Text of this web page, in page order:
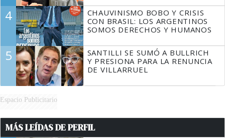
4
CHAUVINISMO BOBO Y CRISIS
CON BRASIL: LOS ARGENTINOS
SOMOS DERECHOS Y HUMANOS
5
SANTILLI SE SUMÓ A BULLRICH
Y PRESIONA PARA LA RENUNCIA
DE VILLARRUEL
Espacio Publicitario
MÁS LEÍDAS DE PERFIL